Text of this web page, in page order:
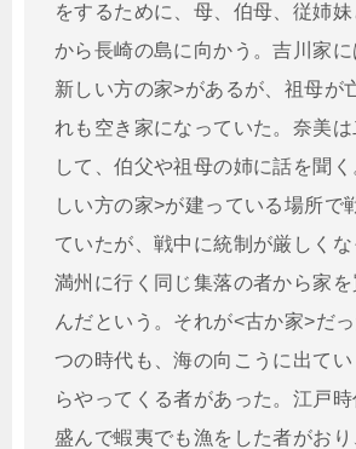
をするために、母、伯母、従姉
から長崎の島に向かう。吉川家
新しい方の家>があるが、祖母が
れも空き家になっていた。奈美
して、伯父や祖母の姉に話を聞
しい方の家>が建っている場所で
ていたが、戦中に統制が厳しくな
満州に行く同じ集落の者から家
んだという。それが<古か家>だ
つの時代も、海の向こうに出て
らやってくる者があった。江戸
盛んで蝦夷でも漁をした者がお